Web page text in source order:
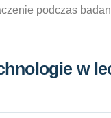
podczas
w